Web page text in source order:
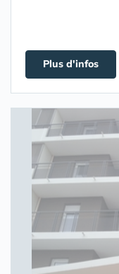
Plus d'infos